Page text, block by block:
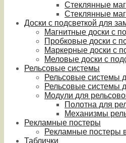
Стеклянные
Стеклянные
Доски с подсветкой для
Магнитные доски с
Пробковые доски с
Маркерные доски с
Меловые доски с
Рельсовые системы
Рельсовые системы
Рельсовые системы
Модули для
Полотна для
Механизмы
Рекламные постеры
Рекламные постеры
Таблички